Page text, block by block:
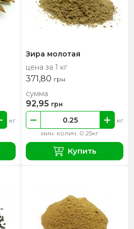
кг
Зира молотая
цена за 1 кг
371,80 грн
мин. колич. 0.25кг
кг
сумма
92,95 грн
Купить